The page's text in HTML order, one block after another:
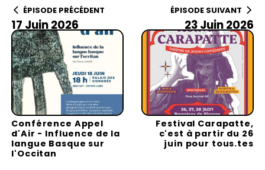
ÉPISODE PRÉCÉDENT
17 Juin 2026
Conférence Appel
d'Air - Influence de la
langue Basque sur
l'Occitan
ÉPISODE SUIVANT
23 Juin 2026
Festival Carapatte,
c'est à partir du 26
juin pour tous.tes